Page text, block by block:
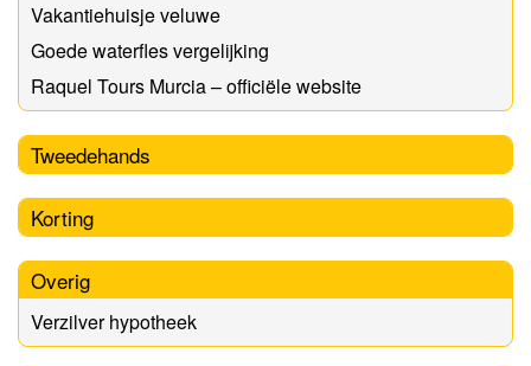
Vakantiehuisje veluwe
Goede waterfles vergelijking
Raquel Tours Murcia – officiële website
Tweedehands
Korting
Overig
Verzilver hypotheek